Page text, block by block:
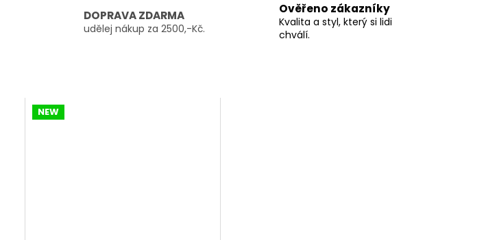
DOPRAVA ZDARMA
udělej nákup za 2500,-Kč.
Ověřeno zákazníky
Kvalita a styl, který si lidi
chválí.
NEW